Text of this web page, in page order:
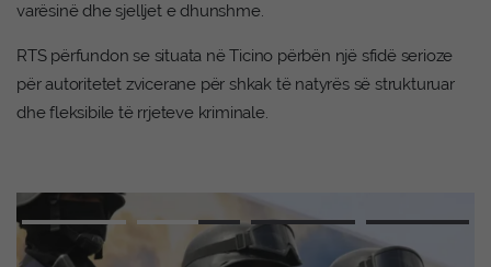
varësinë dhe sjelljet e dhunshme.
RTS përfundon se situata në Ticino përbën një sfidë serioze
për autoritetet zvicerane për shkak të natyrës së strukturuar
dhe fleksibile të rrjeteve kriminale.